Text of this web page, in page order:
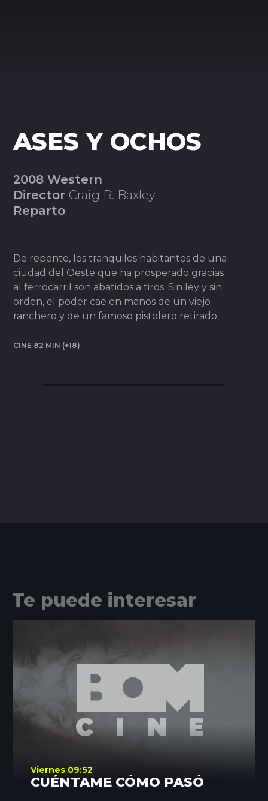
ASES Y OCHOS
2008 Western
Director Craig R. Baxley
Reparto
De repente, los tranquilos habitantes de una
ciudad del Oeste que ha prosperado gracias
al ferrocarril son abatidos a tiros. Sin ley y sin
orden, el poder cae en manos de un viejo
ranchero y de un famoso pistolero retirado.
CINE 82 MIN (+18)
Te puede interesar
Viernes 09:52
CUÉNTAME CÓMO PASÓ